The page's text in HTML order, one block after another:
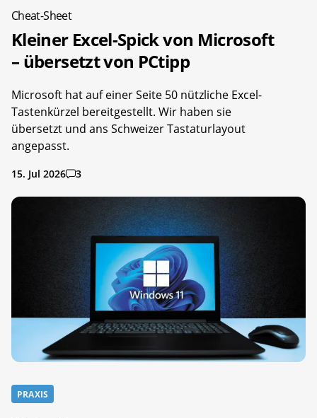
Cheat-Sheet
Kleiner Excel-Spick von Microsoft
– übersetzt von PCtipp
Microsoft hat auf einer Seite 50 nützliche Excel-
Tastenkürzel bereitgestellt. Wir haben sie
übersetzt und ans Schweizer Tastaturlayout
angepasst.
15. Jul 2026 3
PRAXIS